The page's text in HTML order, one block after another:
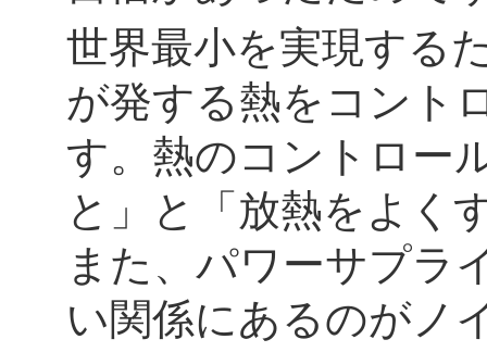
世界最小を実現する
が発する熱をコント
す。熱のコントロー
と」と「放熱をよく
また、パワーサプラ
い関係にあるのがノ